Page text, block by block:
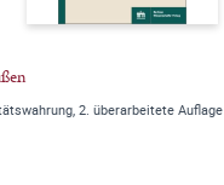
2. überarbeitete Auflage